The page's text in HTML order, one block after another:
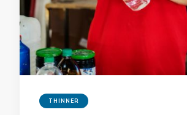
THINNER